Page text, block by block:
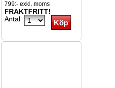
799:- exkl. moms
FRAKTFRITT!
Antal